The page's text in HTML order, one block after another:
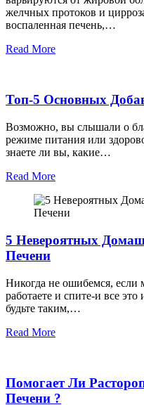
желчных протоков и
воспаленная печень,…
Read More
Топ-5 Основных
Возможно, вы слышали о
режиме питания или
знаете ли вы, какие…
Read More
5 Невероятных
Печени
Никогда не ошибемся, если
работаете и спите-и все
будьте таким,…
Read More
Помогает Ли
Печени ?